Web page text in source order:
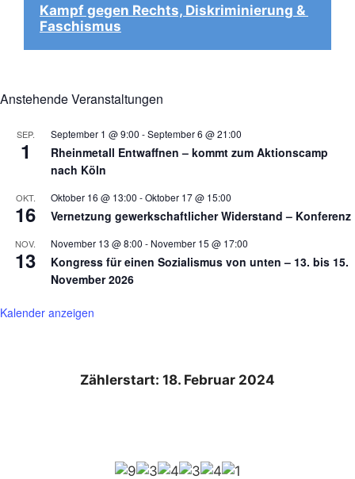
Kampf gegen Rechts, Diskriminierung &
Faschismus
Anstehende Veranstaltungen
SEP.
1
September 1 @ 9:00 -September 6 @ 21:00
Rheinmetall Entwaffnen – kommt zum Aktionscamp
nach Köln
OKT.
16
Oktober 16 @ 13:00 -Oktober 17 @ 15:00
Vernetzung gewerkschaftlicher Widerstand – Konferenz
NOV.
13
November 13 @ 8:00 - November 15 @ 17:00
Kongress für einen Sozialismus von unten – 13. bis 15.
November 2026
Kalender anzeigen
Zählerstart: 18. Februar 2024